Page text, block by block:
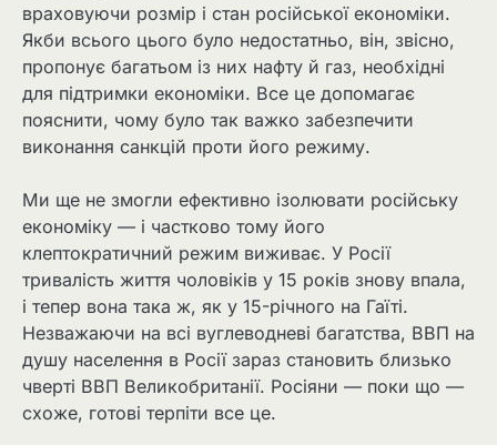
враховуючи розмір і стан російської економіки.
Якби всього цього було недостатньо, він, звісно,
пропонує багатьом із них нафту й газ, необхідні
для підтримки економіки. Все це допомагає
пояснити, чому було так важко забезпечити
виконання санкцій проти його режиму.
Ми ще не змогли ефективно ізолювати російську
економіку — і частково тому його
клептократичний режим виживає. У Росії
тривалість життя чоловіків у 15 років знову впала,
і тепер вона така ж, як у 15-річного на Гаїті.
Незважаючи на всі вуглеводневі багатства, ВВП на
душу населення в Росії зараз становить близько
чверті ВВП Великобританії. Росіяни — поки що —
схоже, готові терпіти все це.